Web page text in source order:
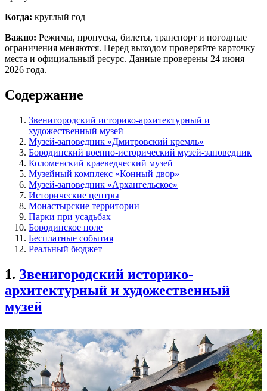
Когда: круглый год
Важно: Режимы, пропуска, билеты, транспорт и погодные
ограничения меняются. Перед выходом проверяйте карточку
места и официальный ресурс. Данные проверены 24 июня
2026 года.
Содержание
Звенигородский историко-архитектурный и
художественный музей
Музей-заповедник «Дмитровский кремль»
Бородинский военно-исторический музей-заповедник
Коломенский краеведческий музей
Музейный комплекс «Конный двор»
Музей-заповедник «Архангельское»
Исторические центры
Монастырские территории
Парки при усадьбах
Бородинское поле
Бесплатные события
Реальный бюджет
1. Звенигородский историко-
архитектурный и художественный
музей